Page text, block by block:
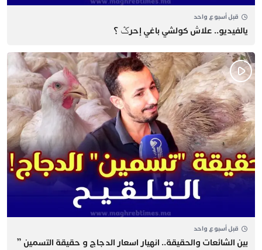
قبل أسبوع واحد
يالفيديو.. علاش كولشي باغي إحرݣ ؟
قبل أسبوع واحد
بين الشائعات والحقيقة.. انهيار اسعار الدجاج و حقيقة التسمين ”